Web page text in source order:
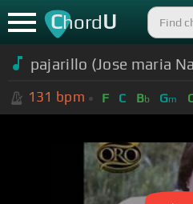
ChordU
pajarillo (Jose maria
131 bpm F C Bb Gm